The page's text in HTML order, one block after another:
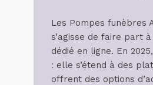
Les Pompes funèbres
s’agisse de faire part
dédié en ligne. En
: elle s’étend à des
offrent des options